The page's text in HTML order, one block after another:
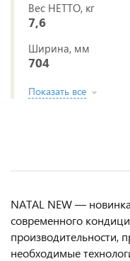
Вес НЕТТО, кг
7,6
Ширина, мм
704
Показать все
NATAL NEW —
современного
производительности,
необходимые